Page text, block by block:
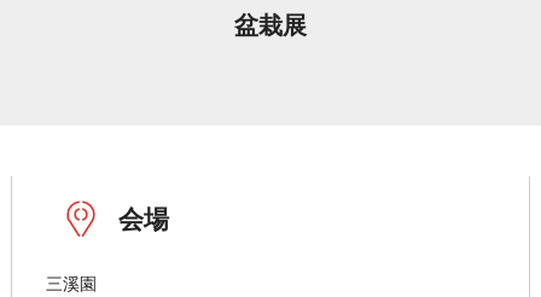
盆栽展
会場
三溪園